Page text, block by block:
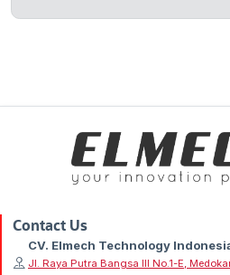
Contact Us
CV. Elmech Technology
Jl. Raya Putra Bangsa III No.1-E,